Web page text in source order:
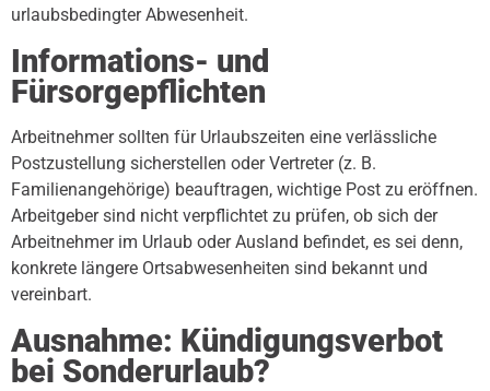
urlaubsbedingter Abwesenheit.
Informations- und
Fürsorgepflichten
Arbeitnehmer sollten für Urlaubszeiten eine verlässliche
Postzustellung sicherstellen oder Vertreter (z. B.
Familienangehörige) beauftragen, wichtige Post zu eröffnen.
Arbeitgeber sind nicht verpflichtet zu prüfen, ob sich der
Arbeitnehmer im Urlaub oder Ausland befindet, es sei denn,
konkrete längere Ortsabwesenheiten sind bekannt und
vereinbart.
Ausnahme: Kündigungsverbot
bei Sonderurlaub?